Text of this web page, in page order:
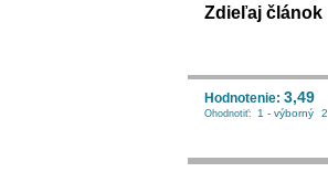
Zdieľaj článok
Hodnotenie: 3,49
Ohodnotiť: 1 - výborný 2